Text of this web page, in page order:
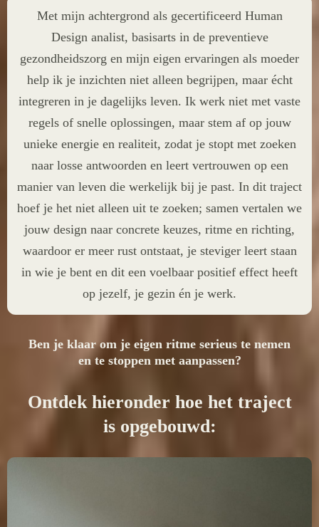
Met mijn achtergrond als gecertificeerd Human
Design analist, basisarts in de preventieve
gezondheidszorg en mijn eigen ervaringen als moeder
help ik je inzichten niet alleen begrijpen, maar écht
integreren in je dagelijks leven. Ik werk niet met vaste
regels of snelle oplossingen, maar stem af op jouw
unieke energie en realiteit, zodat je stopt met zoeken
naar losse antwoorden en leert vertrouwen op een
manier van leven die werkelijk bij je past. In dit traject
hoef je het niet alleen uit te zoeken; samen vertalen we
jouw design naar concrete keuzes, ritme en richting,
waardoor er meer rust ontstaat, je steviger leert staan
in wie je bent en dit een voelbaar positief effect heeft
op jezelf, je gezin én je werk.
Ben je klaar om je eigen ritme serieus te nemen
en te stoppen met aanpassen?
Ontdek hieronder hoe het traject
is opgebouwd: